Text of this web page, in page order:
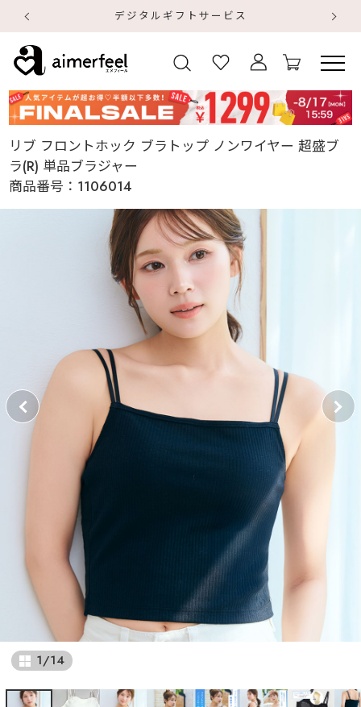
デジタルギフトサービス
リブ フロントホック ブラトップ ノンワイヤー 超盛ブ
ラ(R) 単品ブラジャー
商品番号： 1106014
1/14